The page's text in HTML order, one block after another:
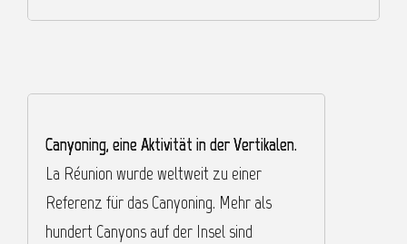
Canyoning, eine Aktivität in der Vertikalen.
La Réunion wurde weltweit zu einer
Referenz für das Canyoning. Mehr als
hundert Canyons auf der Insel sind